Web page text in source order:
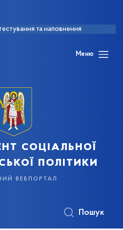
та наповнення
Меню
соціальної
політики
вебпортал
Пошук